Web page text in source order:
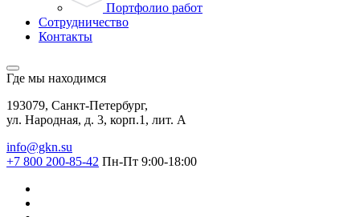
Портфолио работ
Сотрудничество
Контакты
Где мы находимся
193079, Санкт-Петербург,
ул. Народная, д. 3, корп.1, лит. А
info@gkn.su
+7 800 200-85-42 Пн-Пт 9:00-18:00